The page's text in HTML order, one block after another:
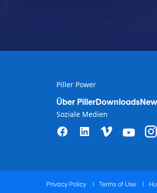
Piller Power
Über PillerDownloads
Soziale Medien
Privacy Policy | Terms of Use |